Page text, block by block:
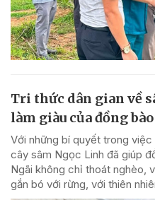
Tri thức dân gian về
làm giàu của đồng
Với những bí quyết trong
cây sâm Ngọc Linh đã giúp
Ngãi không chỉ thoát nghèo,
gắn bó với rừng, với thiên